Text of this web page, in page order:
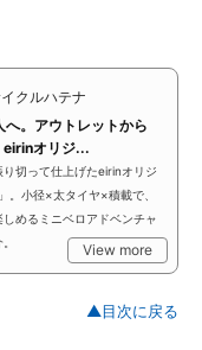
クルハテナ
。アウトレットから
eirinオリジ...
切って仕上げたeirinオリジ
。小径×太タイヤ×積載で、
めるミニベロアドベンチャ
View more
▲目次に戻る